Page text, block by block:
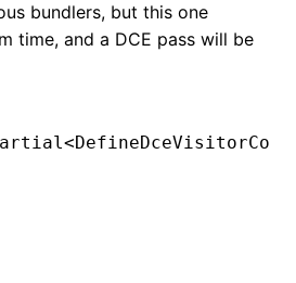
bundlers, but this one
time, and a DCE pass will be
<